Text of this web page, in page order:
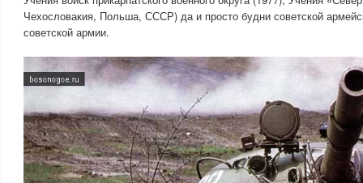
Чехословакия, Польша, СССР) да и просто будни советской
советской армии.